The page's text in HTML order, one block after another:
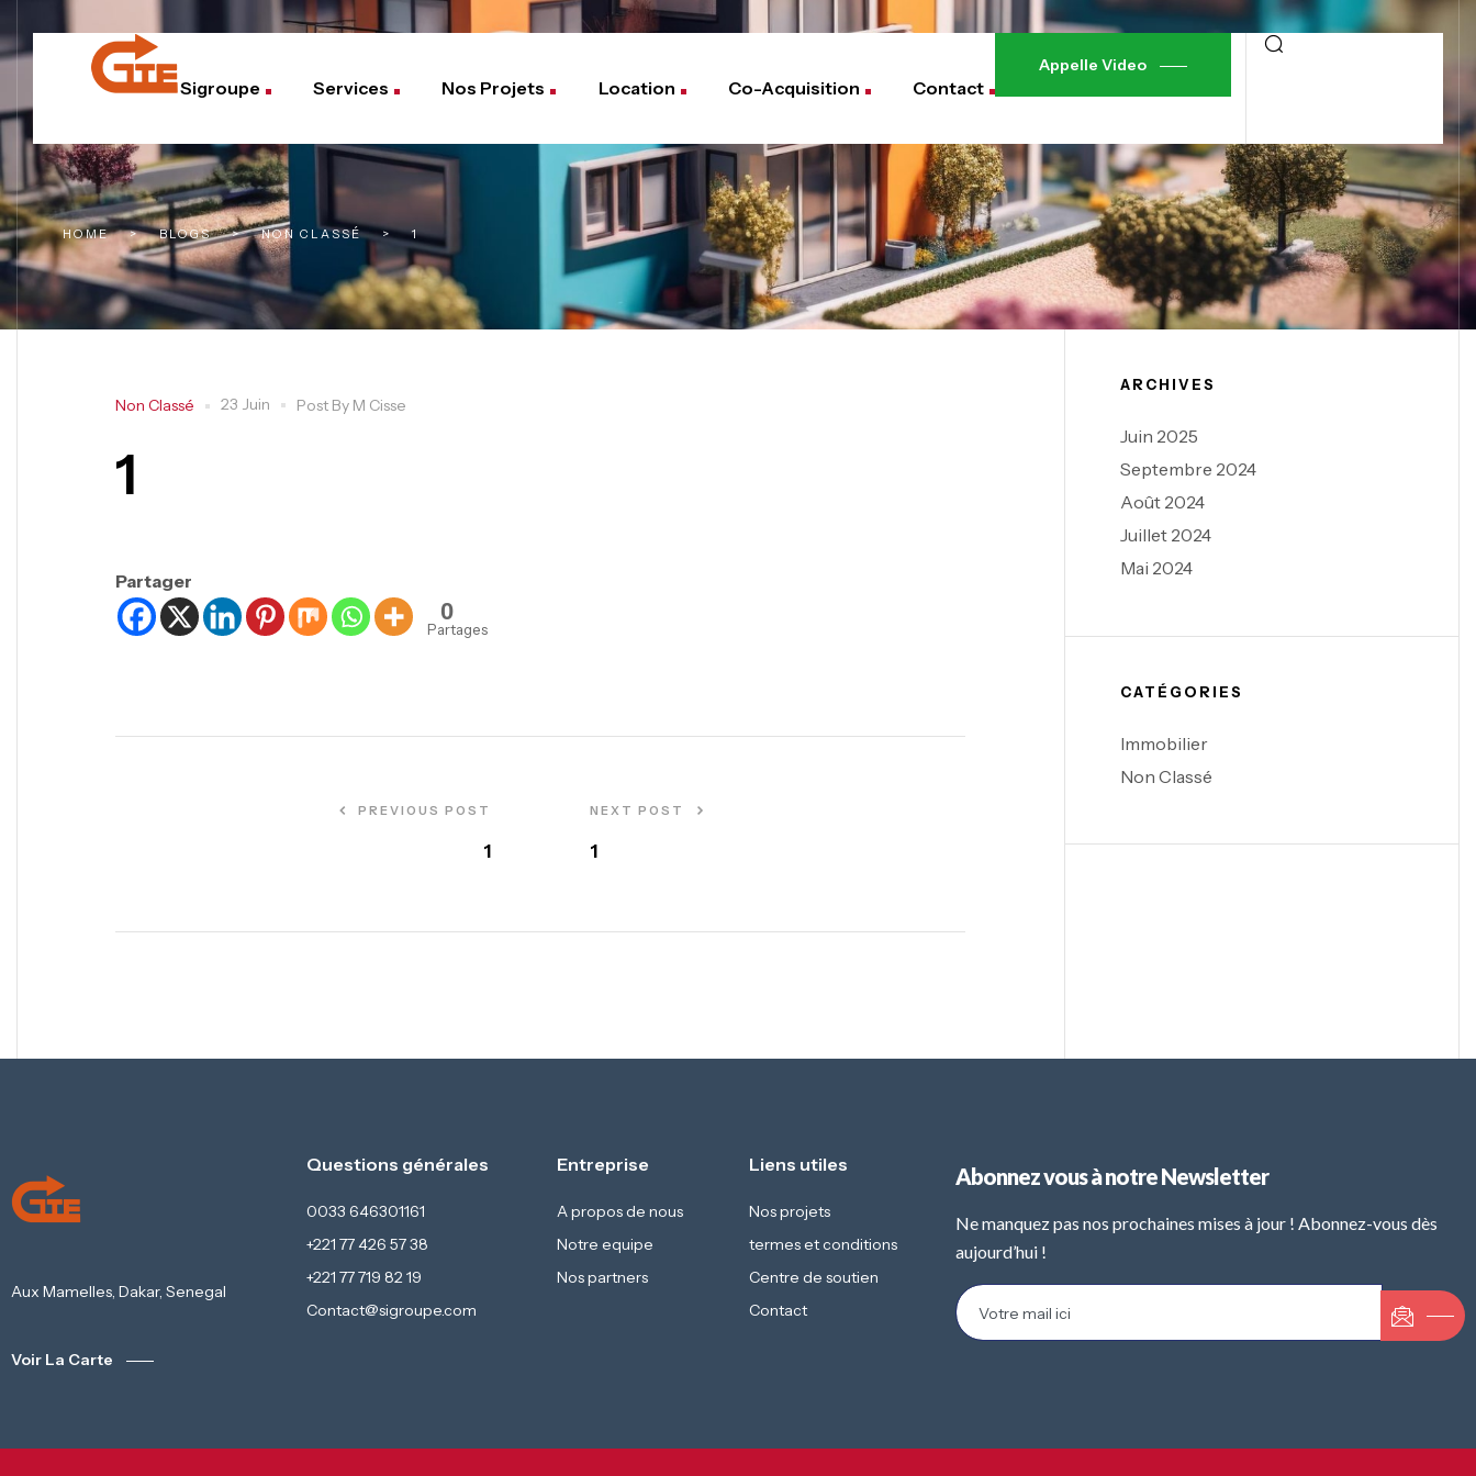
Sigroupe Services Nos Projets Location Co-Acquisition Contact
Appelle Video
HOME > BLOGS > NON CLASSÉ > 1
Non Classé 23 Juin Post By M Cisse
1
Partager
0
Partages
PREVIOUS POST
1
NEXT POST
1
ARCHIVES
Juin 2025
Septembre 2024
Août 2024
Juillet 2024
Mai 2024
CATÉGORIES
Immobilier
Non Classé
Aux Mamelles, Dakar, Senegal
Voir La Carte
Questions générales
0033 646301161
+221 77 426 57 38
+221 77 719 82 19
Contact@sigroupe.com
Entreprise
A propos de nous
Notre equipe
Nos partners
Liens utiles
Nos projets
termes et conditions
Centre de soutien
Contact
Abonnez vous à notre Newsletter
Ne manquez pas nos prochaines mises à jour ! Abonnez-vous dès
aujourd’hui !